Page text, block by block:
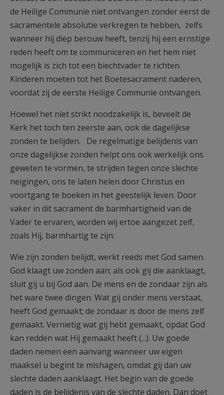
de Heilige Communie niet ontvangen zonder eerst de
sacramentele absolutie verkregen te hebben, zelfs
wanneer hij diep berouw heeft, tenzij hij een ernstige
reden heeft om te communiceren en het hem niet
mogelijk is zich tot een biechtvader te richten.
Kinderen moeten tot het Boetesacrament naderen,
voordat zij de eerste Heilige Communie ontvangen.
Hoewel het niet strikt noodzakelijk is, beveelt de
Kerk het toch ten zeerste aan, ook de dagelijkse
zonden te belijden. De regelmatige belijdenis van
onze dagelijkse zonden helpt ons ook werkelijk ons
geweten te vormen, te strijden tegen onze slechte
neigingen, ons te laten helen door Christus en
voortgang te boeken in het geestelijk leven. Door
vaker in dit sacrament de barmhartigheid van de
Vader te ervaren, worden wij ertoe aangezet zelf,
zoals Hij, barmhartig te zijn:
Wie zijn zonden belijdt, werkt reeds met God samen.
God klaagt uw zonden aan; als ook gij die aanklaagt,
sluit gij u bij God aan. De mens en de zondaar zijn als
het ware twee dingen. Wat gij onder mens verstaat,
heeft God gemaakt; de zondaar is door de mens zelf
gemaakt. Vernietig wat gij hebt gemaakt, opdat God
kan redden wat Hij gemaakt heeft (...). Uw goede
daden nemen een aanvang wanneer uw eigen
maaksel u begint te mishagen, omdat gij dan uw
slechte daden aanklaagt. Het begin van de goede
daden is de belijdenis van de slechte daden. Dan doet